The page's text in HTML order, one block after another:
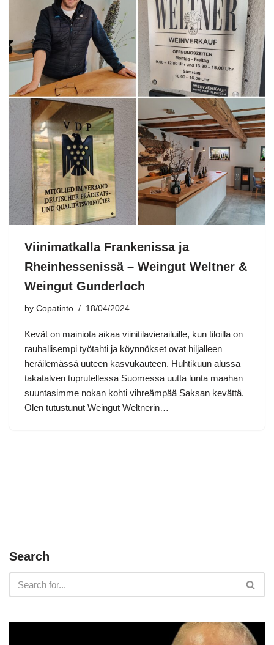
Viinimatkalla Frankenissa ja
Rheinhessenissä – Weingut Weltner &
Weingut Gunderloch
by Copatinto 18/04/2024
Kevät on mainiota aikaa viinitilavierailuille, kun tiloilla on
rauhallisempi työtahti ja köynnökset ovat hiljalleen
heräilemässä uuteen kasvukauteen. Huhtikuun alussa
takatalven tuprutellessa Suomessa uutta lunta maahan
suuntasimme nokan kohti vihreämpää Saksan kevättä.
Olen tutustunut Weingut Weltnerin…
Search